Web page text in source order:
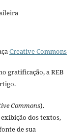
Creative Commons
gratificação, a REB
Commons).
dos textos,
de sua